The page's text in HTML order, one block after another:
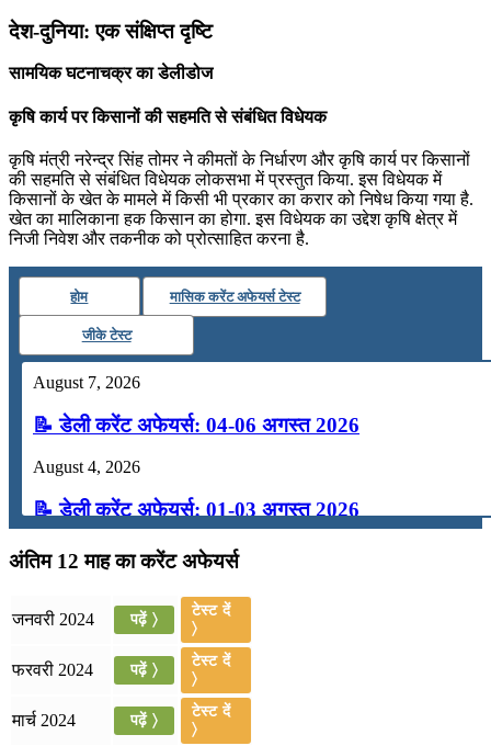
देश-दुनिया: एक संक्षिप्त दृष्टि
सामयिक घटनाचक्र का डेलीडोज
कृषि कार्य पर किसानों की सहमति से संबंधित विधेयक
कृषि मंत्री नरेन्‍द्र सिंह तोमर ने कीमतों के निर्धारण और कृषि कार्य पर किसानों
की सहमति से संबंधित विधेयक लोकसभा में प्रस्‍तु‍त किया. इस विधेयक में
किसानों के खेत के मामले में किसी भी प्रकार का करार को निषेध किया गया है.
खेत का मालिकाना हक किसान का होगा. इस विधेयक का उद्देश कृषि क्षेत्र में
निजी निवेश और तकनीक को प्रोत्साहित करना है.
होम मासिक करेंट अफेयर्स टेस्ट
जीके टेस्ट
August 7, 2026
📝 डेली करेंट अफेयर्स: 04-06 अगस्त 2026
August 4, 2026
📝 डेली करेंट अफेयर्स: 01-03 अगस्त 2026
July 31, 2026
📝 डेली करेंट अफेयर्स: 28-31 जुलाई 2026
July 28, 2026
📝 डेली करेंट अफेयर्स: 25-27 जुलाई 2026
July 25, 2026
अंतिम 12 माह का करेंट अफेयर्स
जनवरी 2024 पढ़ें 〉
टेस्ट दें
〉
फरवरी 2024 पढ़ें 〉
टेस्ट दें
〉
मार्च 2024 पढ़ें 〉
टेस्ट दें
〉